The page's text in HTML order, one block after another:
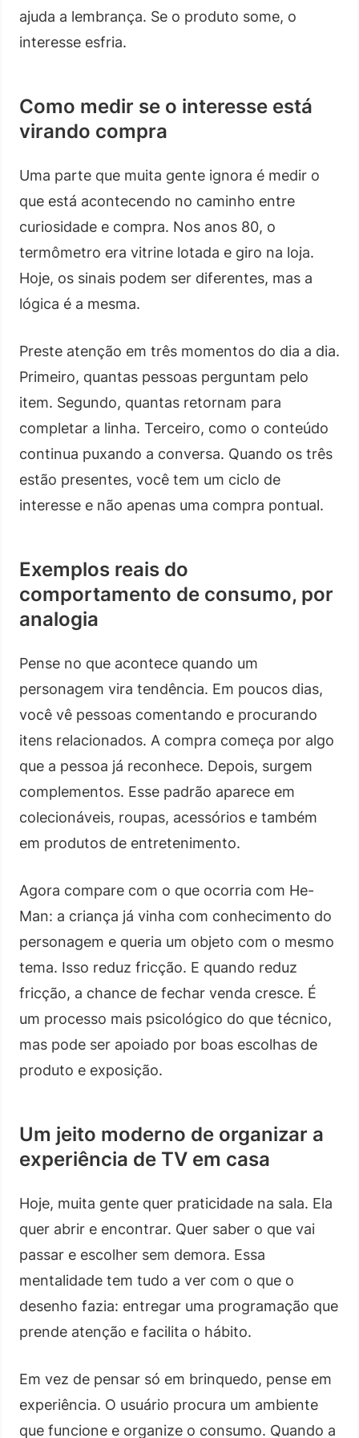
ajuda a lembrança. Se o produto some, o
interesse esfria.
Como medir se o interesse está
virando compra
Uma parte que muita gente ignora é medir o
que está acontecendo no caminho entre
curiosidade e compra. Nos anos 80, o
termômetro era vitrine lotada e giro na loja.
Hoje, os sinais podem ser diferentes, mas a
lógica é a mesma.
Preste atenção em três momentos do dia a dia.
Primeiro, quantas pessoas perguntam pelo
item. Segundo, quantas retornam para
completar a linha. Terceiro, como o conteúdo
continua puxando a conversa. Quando os três
estão presentes, você tem um ciclo de
interesse e não apenas uma compra pontual.
Exemplos reais do
comportamento de consumo, por
analogia
Pense no que acontece quando um
personagem vira tendência. Em poucos dias,
você vê pessoas comentando e procurando
itens relacionados. A compra começa por algo
que a pessoa já reconhece. Depois, surgem
complementos. Esse padrão aparece em
colecionáveis, roupas, acessórios e também
em produtos de entretenimento.
Agora compare com o que ocorria com He-
Man: a criança já vinha com conhecimento do
personagem e queria um objeto com o mesmo
tema. Isso reduz fricção. E quando reduz
fricção, a chance de fechar venda cresce. É
um processo mais psicológico do que técnico,
mas pode ser apoiado por boas escolhas de
produto e exposição.
Um jeito moderno de organizar a
experiência de TV em casa
Hoje, muita gente quer praticidade na sala. Ela
quer abrir e encontrar. Quer saber o que vai
passar e escolher sem demora. Essa
mentalidade tem tudo a ver com o que o
desenho fazia: entregar uma programação que
prende atenção e facilita o hábito.
Em vez de pensar só em brinquedo, pense em
experiência. O usuário procura um ambiente
que funcione e organize o consumo. Quando a